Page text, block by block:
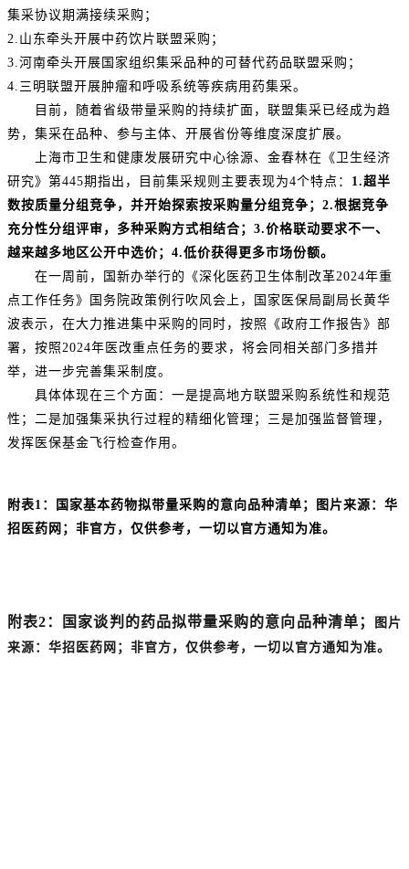
集采协议期满接续采购；
2.山东牵头开展中药饮片联盟采购；
3.河南牵头开展国家组织集采品种的可替代药品联盟采购；
4.三明联盟开展肿瘤和呼吸系统等疾病用药集采。
目前，随着省级带量采购的持续扩面，联盟集采已经成为趋
势，集采在品种、参与主体、开展省份等维度深度扩展。
上海市卫生和健康发展研究中心徐源、金春林在《卫生经济
研究》第445期指出，目前集采规则主要表现为4个特点： 1.超半
数按质量分组竞争，并开始探索按采购量分组竞争；2.根据竞争
充分性分组评审，多种采购方式相结合；3.价格联动要求不一、
越来越多地区公开中选价；4.低价获得更多市场份额。
在一周前，国新办举行的《深化医药卫生体制改革2024年重
点工作任务》国务院政策例行吹风会上，国家医保局副局长黄华
波表示，在大力推进集中采购的同时，按照《政府工作报告》部
署，按照2024年医改重点任务的要求，将会同相关部门多措并
举，进一步完善集采制度。
具体体现在三个方面：一是提高地方联盟采购系统性和规范
性；二是加强集采执行过程的精细化管理；三是加强监督管理，
发挥医保基金飞行检查作用。
附表1：国家基本药物拟带量采购的意向品种清单；
图片来源：华
招医药网；非官方，仅供参考，一切以官方通知为准。
附表2：国家谈判的药品拟带量采购的意向品种清单；
图片
来源：华招医药网；非官方，仅供参考，一切以官方通知为准。